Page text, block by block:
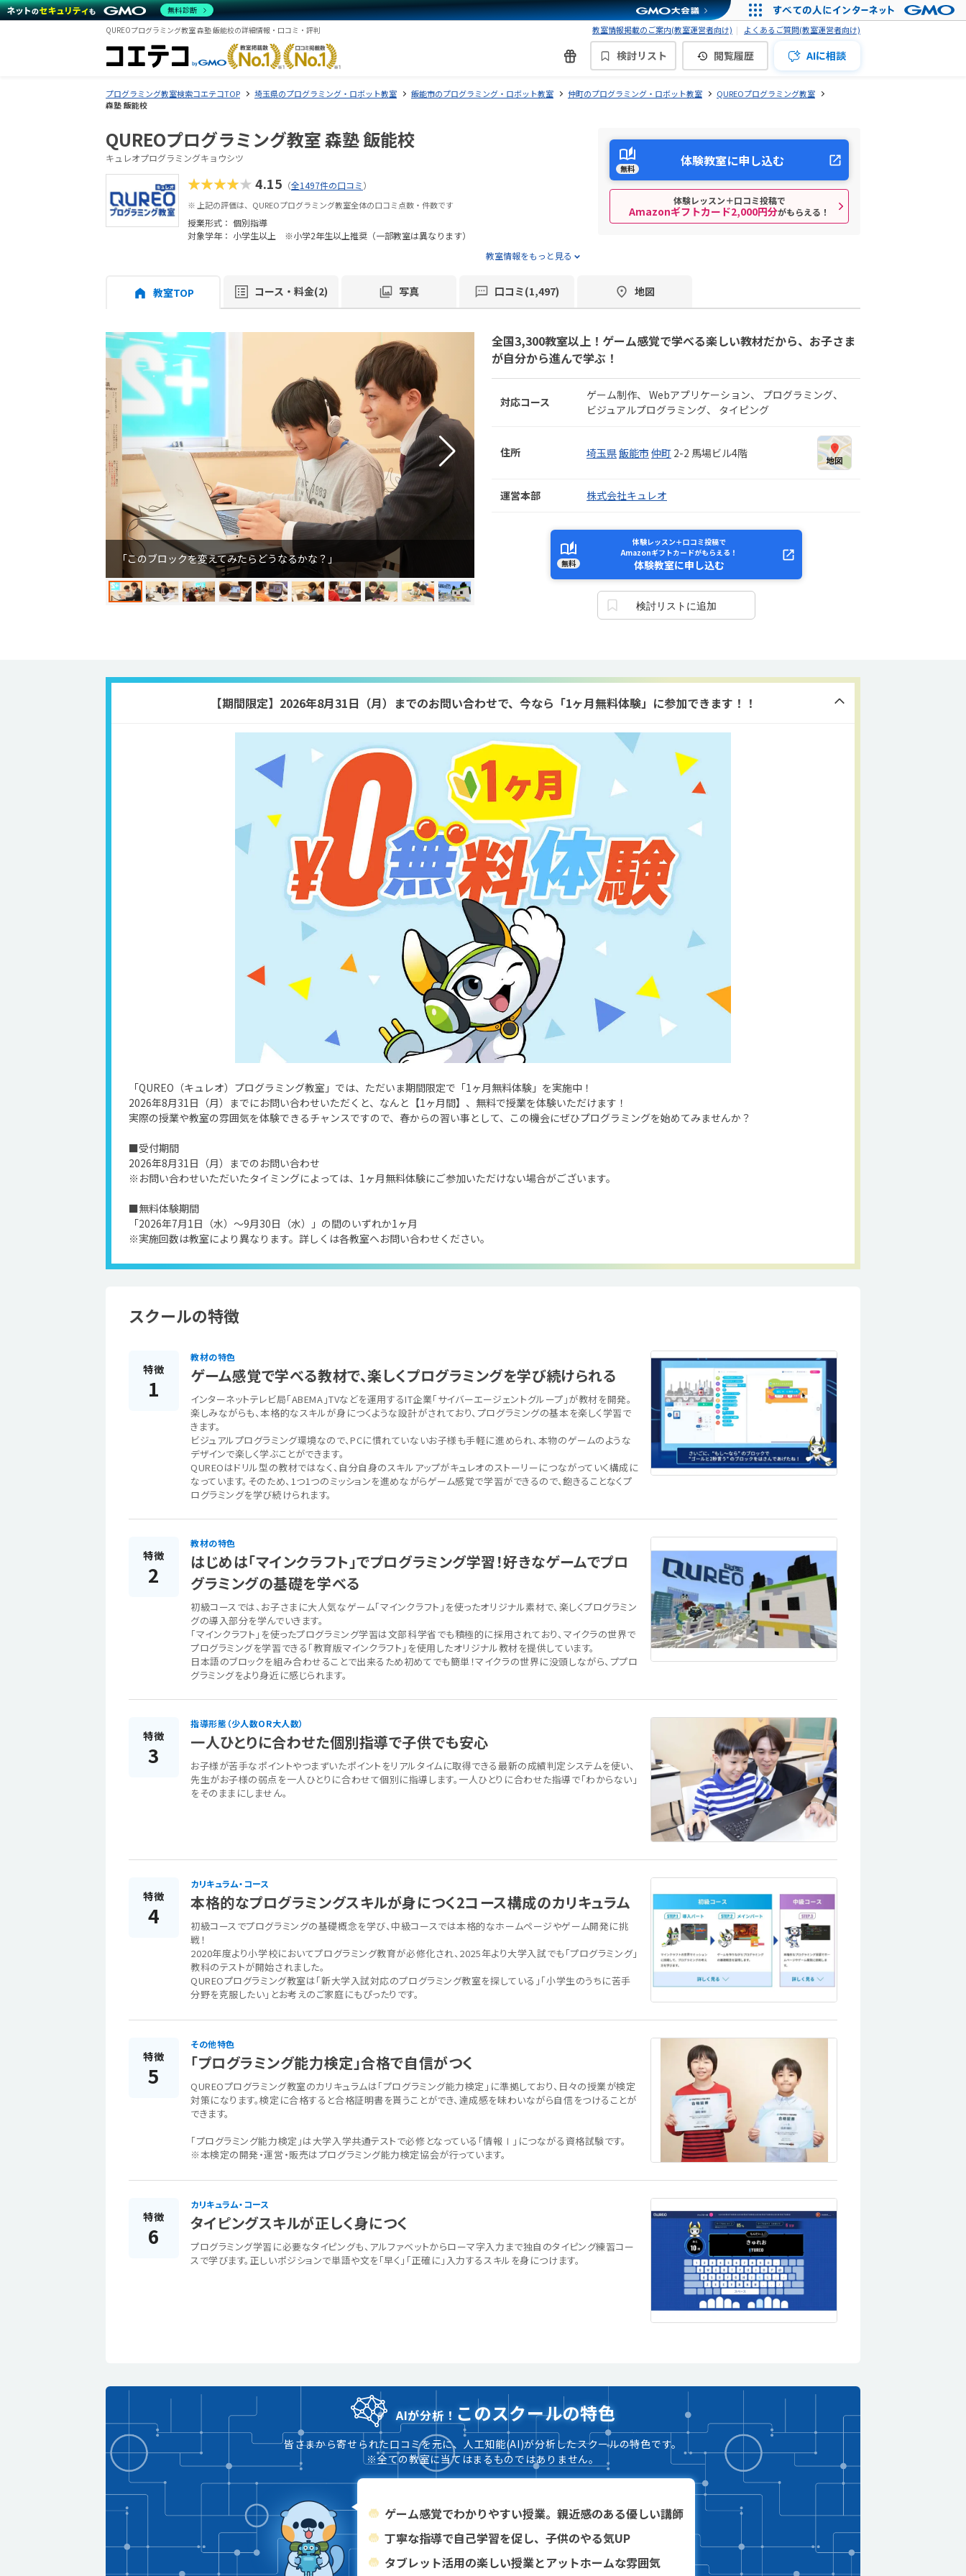
QUREOプログラミング教室 森塾 飯能校の詳細情報・口コミ・評判 教室情報掲載のご案内(教室運営者向け) よくあるご質問(教室運営者向け)
検討リスト 閲覧履歴 AIに相談
プログラミング教室検索コエテコTOP 埼玉県のプログラミング・ロボット教室 飯能市のプログラミング・ロボット教室 仲町のプログラミング・ロボット教室
QUREOプログラミング教室
森塾 飯能校
QUREOプログラミング教室 森塾 飯能校
キュレオプログラミングキョウシツ
★★★★★4.15 （全1497件の口コミ）
※ 上記の評価は、QUREOプログラミング教室全体の口コミ点数・件数です
授業形式： 個別指導
対象学年： 小学生以上 ※小学2年生以上推奨（一部教室は異なります）
教室情報をもっと見る
無料 体験教室に申し込む
体験レッスン＋口コミ投稿で
Amazonギフトカード2,000円分がもらえる！
教室TOP コース・料金(2) 写真 口コミ(1,497) 地図
「このブロックを変えてみたらどうなるかな？」
全国3,300教室以上！ゲーム感覚で学べる楽しい教材だから、お子さま
が自分から進んで学ぶ！
対応コース ゲーム制作 Webアプリケーション
プログラミング
ビジュアルプログラミング
タイピング
住所 埼玉県飯能市 仲町 2-2 馬場ビル4階
運営本部 株式会社キュレオ
無料
体験レッスン＋口コミ投稿で
Amazonギフトカードがもらえる！
体験教室に申し込む
検討リストに追加
【期間限定】2026年8月31日（月）までのお問い合わせで、今なら「1ヶ月無料体験」に参加できます！！
「QUREO（キュレオ）プログラミング教室」では、ただいま期間限定で「1ヶ月無料体験」を実施中！
2026年8月31日（月）までにお問い合わせいただくと、なんと【1ヶ月間】、無料で授業を体験いただけます！
実際の授業や教室の雰囲気を体験できるチャンスですので、春からの習い事として、この機会にぜひプログラミングを始めてみませんか？
■受付期間
2026年8月31日（月）までのお問い合わせ
※お問い合わせいただいたタイミングによっては、1ヶ月無料体験にご参加いただけない場合がございます。
■無料体験期間
「2026年7月1日（水）〜9月30日（水）」の間のいずれか1ヶ月
※実施回数は教室により異なります。詳しくは各教室へお問い合わせください。
スクールの特徴
特徴
1
教材の特色
ゲーム感覚で学べる教材で、楽しくプログラミングを学び続けられる
インターネットテレビ局「ABEMA」TVなどを運用するIT企業「サイバーエージェントグループ」が教材を開発。
楽しみながらも、本格的なスキルが身につくような設計がされており、プログラミングの基本を楽しく学習で
きます。
ビジュアルプログラミング環境なので、PCに慣れていないお子様も手軽に進められ、本物のゲームのような
デザインで楽しく学ぶことができます。
QUREOはドリル型の教材ではなく、自分自身のスキルアップがキュレオのストーリーにつながっていく構成に
なっています。そのため、1つ1つのミッションを進めながらゲーム感覚で学習ができるので、飽きることなくプ
ログラミングを学び続けられます。
特徴
2
教材の特色
はじめは「マインクラフト」でプログラミング学習！好きなゲームでプロ
グラミングの基礎を学べる
初級コースでは、お子さまに大人気なゲーム「マインクラフト」を使ったオリジナル素材で、楽しくプログラミン
グの導入部分を学んでいきます。
「マインクラフト」を使ったプログラミング学習は文部科学省でも積極的に採用されており、マイクラの世界で
プログラミングを学習できる「教育版マインクラフト」を使用したオリジナル教材を提供しています。
日本語のブロックを組み合わせることで出来るため初めてでも簡単！マイクラの世界に没頭しながら、ププロ
グラミングをより身近に感じられます。
特徴
3
指導形態（少人数OR大人数）
一人ひとりに合わせた個別指導で子供でも安心
お子様が苦手なポイントやつまずいたポイントをリアルタイムに取得できる最新の成績判定システムを使い、
先生がお子様の弱点を一人ひとりに合わせて個別に指導します。一人ひとりに合わせた指導で「わからない」
をそのままにしません。
特徴
4
カリキュラム・コース
本格的なプログラミングスキルが身につく2コース構成のカリキュラム
初級コースでプログラミングの基礎概念を学び、中級コースでは本格的なホームページやゲーム開発に挑
戦！
2020年度より小学校においてプログラミング教育が必修化され、2025年より大学入試でも「プログラミング」
教科のテストが開始されました。
QUREOプログラミング教室は「新大学入試対応のプログラミング教室を探している」「小学生のうちに苦手
分野を克服したい」とお考えのご家庭にもぴったりです。
特徴
5
その他特色
「プログラミング能力検定」合格で自信がつく
QUREOプログラミング教室のカリキュラムは「プログラミング能力検定」に準拠しており、日々の授業が検定
対策になります。検定に合格すると合格証明書を貰うことができ、達成感を味わいながら自信をつけることが
できます。
「プログラミング能力検定」は大学入学共通テストで必修となっている「情報Ⅰ」につながる資格試験です。
※本検定の開発・運営・販売はプログラミング能力検定協会が行っています。
特徴
6
カリキュラム・コース
タイピングスキルが正しく身につく
プログラミング学習に必要なタイピングも、アルファベットからローマ字入力まで独自のタイピング練習コー
スで学びます。正しいポジションで単語や文を「早く」「正確に」入力するスキルを身につけます。
AIが分析！ このスクールの特色
皆さまから寄せられた口コミを元に、人工知能(AI)が分析したスクールの特色です。
※全ての教室に当てはまるものではありません。
ゲーム感覚でわかりやすい授業。親近感のある優しい講師
丁寧な指導で自己学習を促し、子供のやる気UP
タブレット活用の楽しい授業とアットホームな雰囲気
無料診断